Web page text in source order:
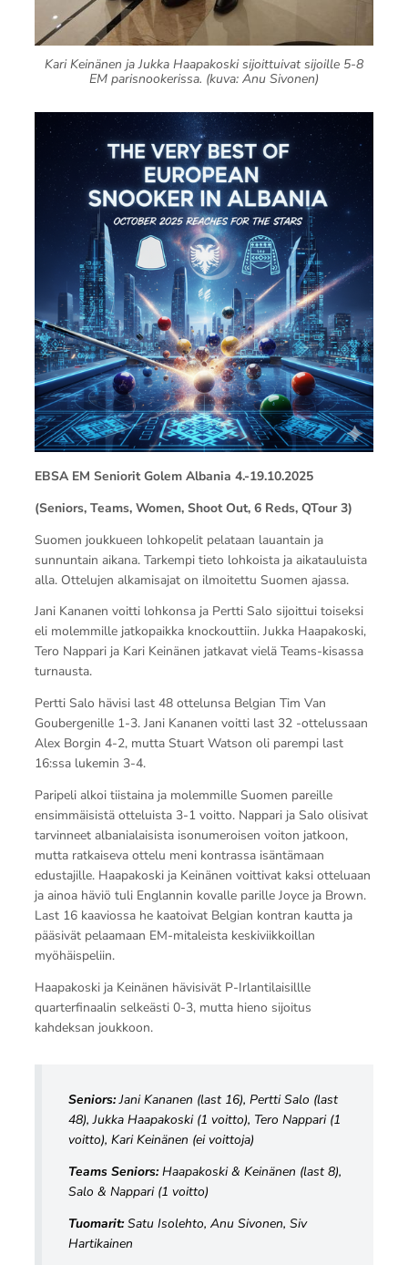
Kari Keinänen ja Jukka Haapakoski sijoittuivat sijoille 5-8
EM parisnookerissa. (kuva: Anu Sivonen)
EBSA EM Seniorit Golem Albania 4.-19.10.2025
(Seniors, Teams, Women, Shoot Out, 6 Reds, QTour 3)
Suomen joukkueen lohkopelit pelataan lauantain ja
sunnuntain aikana. Tarkempi tieto lohkoista ja aikatauluista
alla. Ottelujen alkamisajat on ilmoitettu Suomen ajassa.
Jani Kananen voitti lohkonsa ja Pertti Salo sijoittui toiseksi
eli molemmille jatkopaikka knockouttiin. Jukka Haapakoski,
Tero Nappari ja Kari Keinänen jatkavat vielä Teams-kisassa
turnausta.
Pertti Salo hävisi last 48 ottelunsa Belgian Tim Van
Goubergenille 1-3. Jani Kananen voitti last 32 -ottelussaan
Alex Borgin 4-2, mutta Stuart Watson oli parempi last
16:ssa lukemin 3-4.
Paripeli alkoi tiistaina ja molemmille Suomen pareille
ensimmäisistä otteluista 3-1 voitto. Nappari ja Salo olisivat
tarvinneet albanialaisista isonumeroisen voiton jatkoon,
mutta ratkaiseva ottelu meni kontrassa isäntämaan
edustajille. Haapakoski ja Keinänen voittivat kaksi otteluaan
ja ainoa häviö tuli Englannin kovalle parille Joyce ja Brown.
Last 16 kaaviossa he kaatoivat Belgian kontran kautta ja
pääsivät pelaamaan EM-mitaleista keskiviikkoillan
myöhäispeliin.
Haapakoski ja Keinänen hävisivät P-Irlantilaisillle
quarterfinaalin selkeästi 0-3, mutta hieno sijoitus
kahdeksan joukkoon.
Seniors:Jani Kananen (last 16), Pertti Salo (last
48), Jukka Haapakoski (1 voitto), Tero Nappari (1
voitto), Kari Keinänen (ei voittoja)
Teams Seniors:Haapakoski & Keinänen (last 8),
Salo & Nappari (1 voitto)
Tuomarit:Satu Isolehto, Anu Sivonen, Siv
Hartikainen